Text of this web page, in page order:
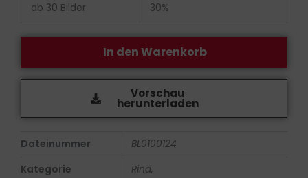
ab 30 Bilder 30%
In den Warenkorb
Vorschau
herunterladen
Dateinummer BL0100124
Kategorie Rind,